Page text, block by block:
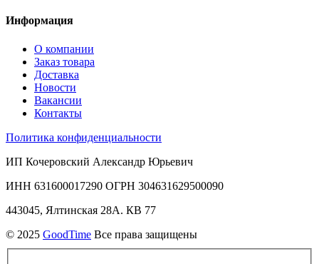
Информация
О компании
Заказ товара
Доставка
Новости
Вакансии
Контакты
Политика конфиденциальности
ИП Кочеровский Александр Юрьевич
ИНН 631600017290 ОГРН 304631629500090
443045, Ялтинская 28А. КВ 77
© 2025 GoodTime Все права защищены